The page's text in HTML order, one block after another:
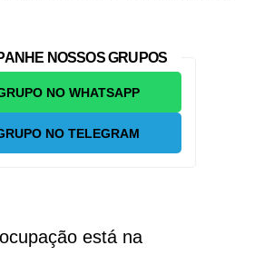
NOSSOS GRUPOS
NO WHATSAPP
NO TELEGRAM
está na